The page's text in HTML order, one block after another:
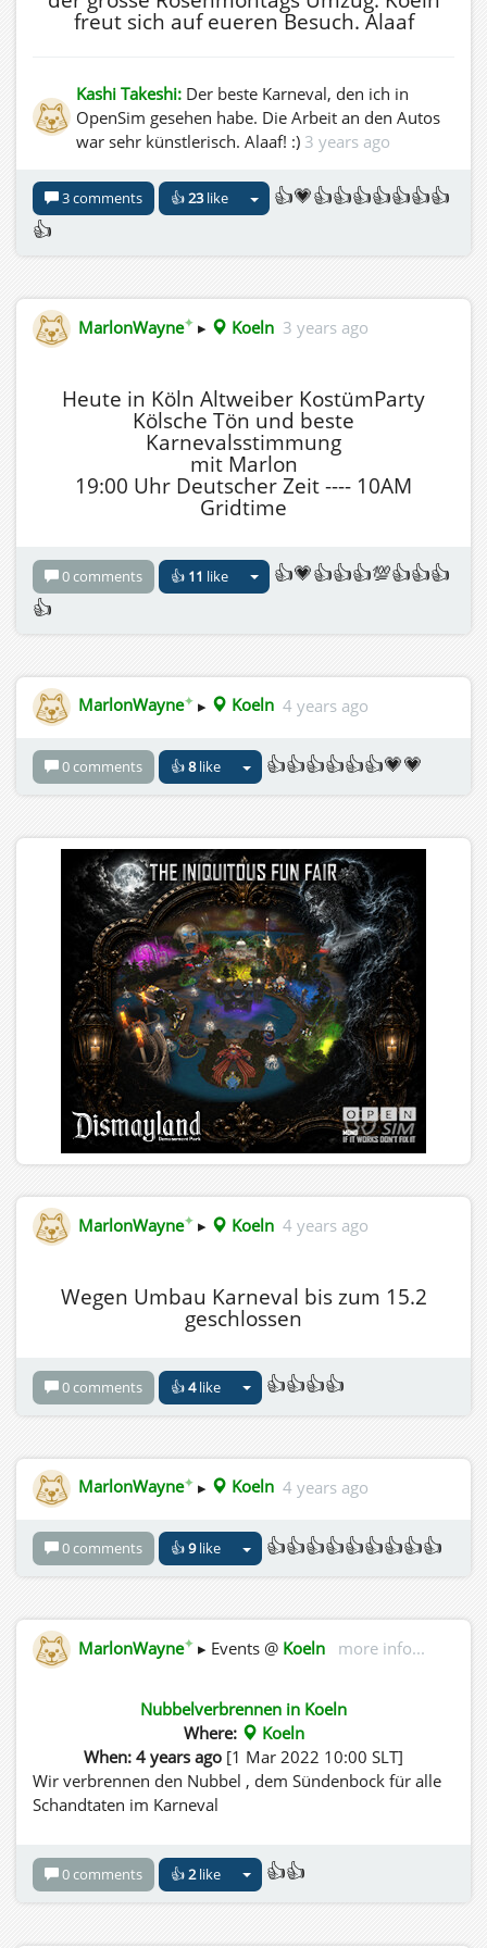
Grand Aftershow Party: The evening will conclude with
Join Now!
Sign up now and show what diversity means to you!
parade. Let’s experience an unforgettable celebration of
diversity together!
freut sich auf eueren Besuch. Alaaf
Kashi Takeshi: Der beste Karneval, den ich in
OpenSim gesehen habe. Die Arbeit an den Autos
war sehr künstlerisch. Alaaf! :) 3 years ago
3 comments 👍23like
👍💗👍👍👍👍👍👍👍
👍
MarlonWayne✦ ▸ Koeln 3 years ago
Heute in Köln Altweiber KostümParty
Kölsche Tön und beste
Karnevalsstimmung
mit Marlon
19:00 Uhr Deutscher Zeit ---- 10AM
Gridtime
0 comments 👍 11 like
👍💗👍👍👍💯👍👍👍
👍
MarlonWayne✦ ▸ Koeln 4 years ago
0 comments 👍8like 👍👍👍👍👍👍💗💗
MarlonWayne✦ ▸ Koeln 4 years ago
Wegen Umbau Karneval bis zum 15.2
geschlossen
0 comments 👍4like 👍👍👍👍
MarlonWayne✦ ▸ Koeln 4 years ago
0 comments 👍9like 👍👍👍👍👍👍👍👍👍
MarlonWayne✦ ▸ Events @ Koeln more info...
Nubbelverbrennen in Koeln
Where:
Koeln
When: 4 years ago [1 Mar 2022 10:00 SLT]
Wir verbrennen den Nubbel , dem Sündenbock für alle
Schandtaten im Karneval
0 comments 👍2like 👍👍